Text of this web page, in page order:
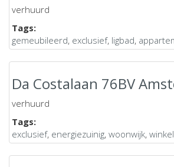
verhuurd
Tags:
gemeubileerd, exclusief, ligbad,
Da Costalaan 76BV
verhuurd
Tags:
exclusief, energiezuinig, woonwijk, winkel